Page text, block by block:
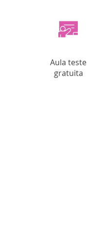
Aula teste
gratuita